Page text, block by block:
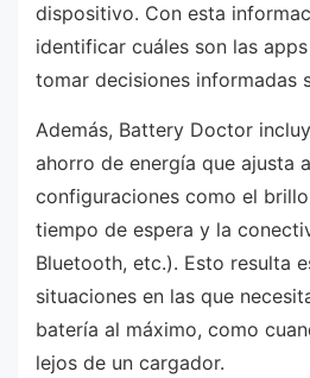
dispositivo. Con esta
identificar cuáles son las
tomar decisiones informadas
Además, Battery Doctor
ahorro de energía que ajusta
configuraciones como el
tiempo de espera y la
Bluetooth, etc.). Esto resulta
situaciones en las que
batería al máximo, como
lejos de un cargador.